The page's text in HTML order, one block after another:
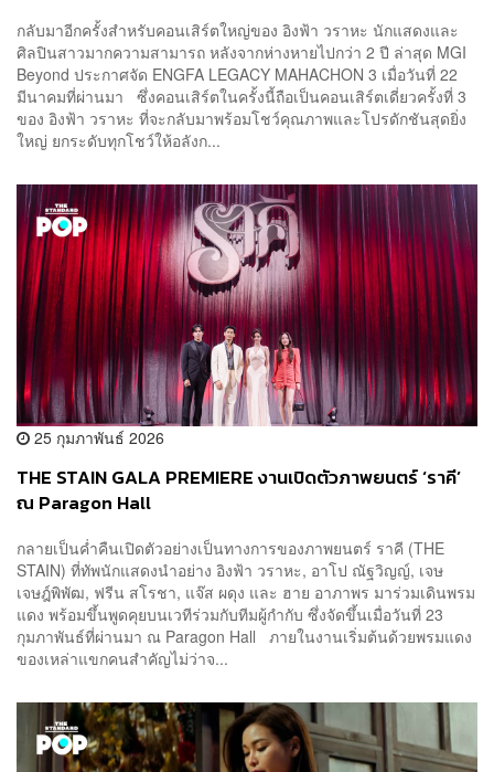
กลับมาอีกครั้งสำหรับคอนเสิร์ตใหญ่ของ อิงฟ้า วราหะ นักแสดงและ
ศิลปินสาวมากความสามารถ หลังจากห่างหายไปกว่า 2 ปี ล่าสุด MGI
Beyond ประกาศจัด ENGFA LEGACY MAHACHON 3 เมื่อวันที่ 22
มีนาคมที่ผ่านมา ซึ่งคอนเสิร์ตในครั้งนี้ถือเป็นคอนเสิร์ตเดี่ยวครั้งที่ 3
ของ อิงฟ้า วราหะ ที่จะกลับมาพร้อมโชว์คุณภาพและโปรดักชันสุดยิ่ง
ใหญ่ ยกระดับทุกโชว์ให้อลังก...
25 กุมภาพันธ์ 2026
THE STAIN GALA PREMIERE งานเปิดตัวภาพยนตร์ ‘ราคี’
ณ Paragon Hall
กลายเป็นค่ำคืนเปิดตัวอย่างเป็นทางการของภาพยนตร์ ราคี (THE
STAIN) ที่ทัพนักแสดงนำอย่าง อิงฟ้า วราหะ, อาโป ณัฐวิญญ์, เจษ
เจษฎ์พิพัฒ, ฟรีน สโรชา, แจ๊ส ผดุง และ ฮาย อาภาพร มาร่วมเดินพรม
แดง พร้อมขึ้นพูดคุยบนเวทีร่วมกับทีมผู้กำกับ ซึ่งจัดขึ้นเมื่อวันที่ 23
กุมภาพันธ์ที่ผ่านมา ณ Paragon Hall ภายในงานเริ่มต้นด้วยพรมแดง
ของเหล่าแขกคนสำคัญไม่ว่าจ...